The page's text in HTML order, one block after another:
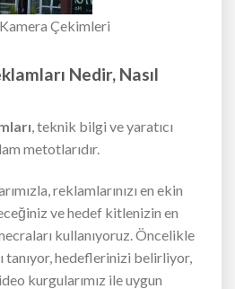
Çekimleri
Nedir, Nasıl
, teknik bilgi ve yaratıcı
metotlarıdır.
reklamlarınızı en ekin
ve hedef kitlenizin en
kullanıyoruz. Öncelikle
tanıyor, hedeflerinizi belirliyor,
kurgularımız ile uygun